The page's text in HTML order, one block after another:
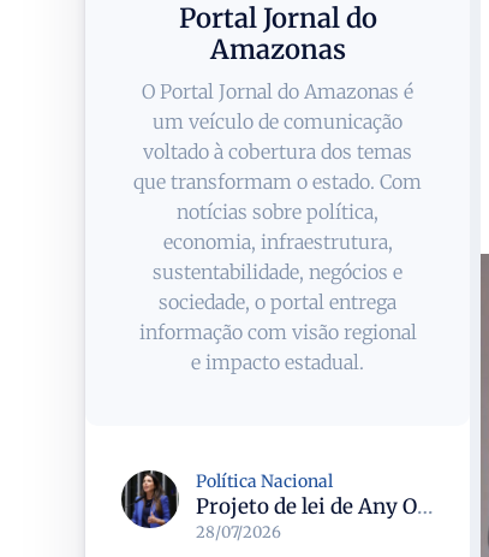
Portal Jornal do
Amazonas
O Portal Jornal do Amazonas é
um veículo de comunicação
voltado à cobertura dos temas
que transformam o estado. Com
notícias sobre política,
economia, infraestrutura,
sustentabilidade, negócios e
sociedade, o portal entrega
informação com visão regional
e impacto estadual.
Política Nacional
Projeto de lei de Any Ortiz retira obrigação de ajuste escolar para a Copa do Mundo Feminina 2027
28/07/2026